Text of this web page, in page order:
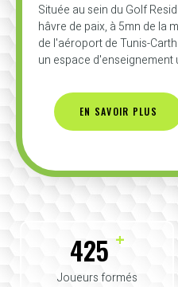
Située au sein du Golf
hâvre de paix, à 5mn de la
de l'aéroport de Tunis-
un espace d'enseignement
EN SAVOIR PLUS
425 +
Joueurs formés